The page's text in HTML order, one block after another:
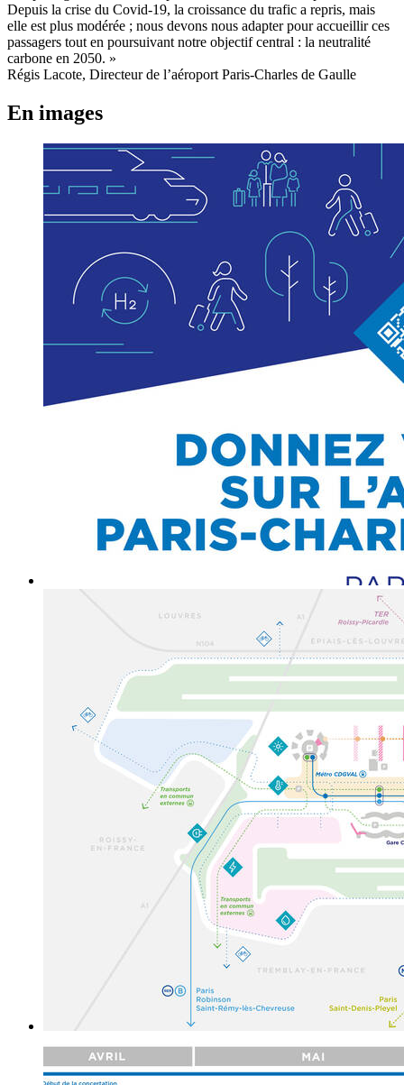
Depuis la crise du Covid-19, la croissance du trafic a repris, mais
elle est plus modérée ; nous devons nous adapter pour accueillir ces
passagers tout en poursuivant notre objectif central : la neutralité
carbone en 2050. »
Régis Lacote, Directeur de l’aéroport Paris-Charles de Gaulle
En images